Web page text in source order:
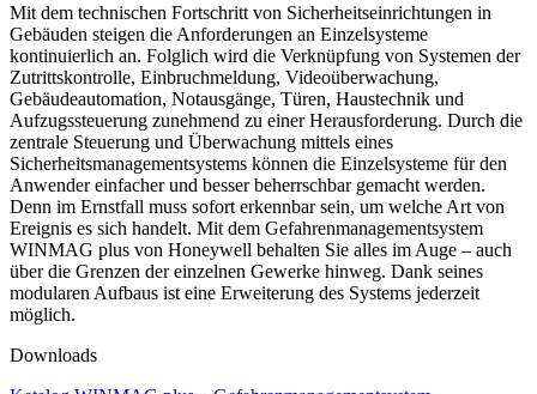
Mit dem technischen Fortschritt von Sicherheitseinrichtungen in
Gebäuden steigen die Anforderungen an Einzelsysteme
kontinuierlich an. Folglich wird die Verknüpfung von Systemen der
Zutrittskontrolle, Einbruchmeldung, Videoüberwachung,
Gebäudeautomation, Notausgänge, Türen, Haustechnik und
Aufzugssteuerung zunehmend zu einer Herausforderung. Durch die
zentrale Steuerung und Überwachung mittels eines
Sicherheitsmanagementsystems können die Einzelsysteme für den
Anwender einfacher und besser beherrschbar gemacht werden.
Denn im Ernstfall muss sofort erkennbar sein, um welche Art von
Ereignis es sich handelt. Mit dem Gefahrenmanagementsystem
WINMAG plus von Honeywell behalten Sie alles im Auge – auch
über die Grenzen der einzelnen Gewerke hinweg. Dank seines
modularen Aufbaus ist eine Erweiterung des Systems jederzeit
möglich.
Downloads